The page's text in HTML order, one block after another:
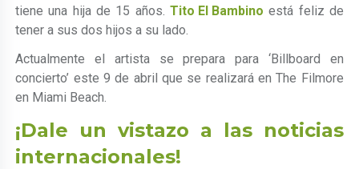
tiene una hija de 15 años. Tito El Bambino está feliz de
tener a sus dos hijos a su lado.
Actualmente el artista se prepara para ‘Billboard en
concierto’ este 9 de abril que se realizará en The Filmore
en Miami Beach.
¡Dale un vistazo a las noticias
internacionales!